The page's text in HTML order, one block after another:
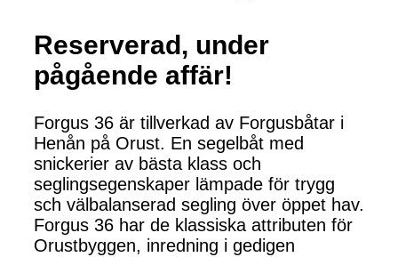
Reserverad, under
pågående affär!
Forgus 36 är tillverkad av Forgusbåtar i
Henån på Orust. En segelbåt med
snickerier av bästa klass och
seglingsegenskaper lämpade för trygg
sch välbalanserad segling över öppet hav.
Forgus 36 har de klassiska attributen för
Orustbyggen, inredning i gedigen